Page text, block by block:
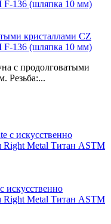
кристаллами CZ
136 (шляпка 10 мм)
с продолговатыми
Резьба:...
искусственно
Metal Титан ASTM